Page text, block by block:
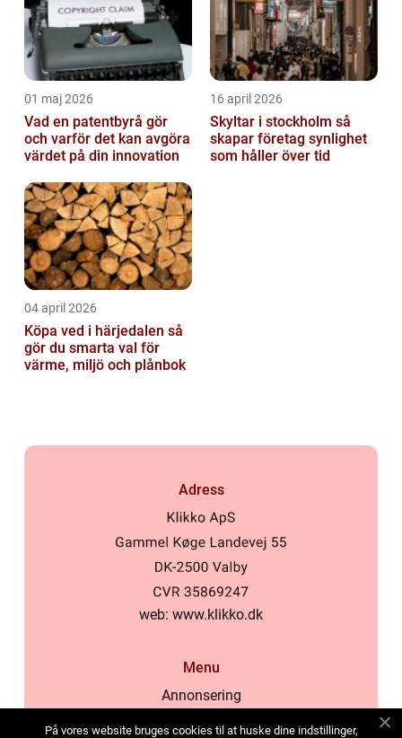
01 maj 2026
Vad en patentbyrå gör
och varför det kan avgöra
värdet på din innovation
16 april 2026
Skyltar i stockholm så
skapar företag synlighet
som håller över tid
04 april 2026
Köpa ved i härjedalen så
gör du smarta val för
värme, miljö och plånbok
Adress
web: www.klikko.dk
Menu
Annonsering
På vores website bruges cookies til at huske dine indstillinger,